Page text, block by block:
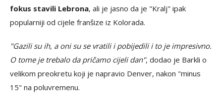
fokus stavili Lebrona, ali je jasno da je "Kralj" ipak
popularniji od cijele franšize iz Kolorada.
"Gazili su ih, a oni su se vratili i pobijedili i to je impresivno.
O tome je trebalo da pričamo cijeli dan", dodao je Barkli o
velikom preokretu koji je napravio Denver, nakon "minus
15" na poluvremenu.